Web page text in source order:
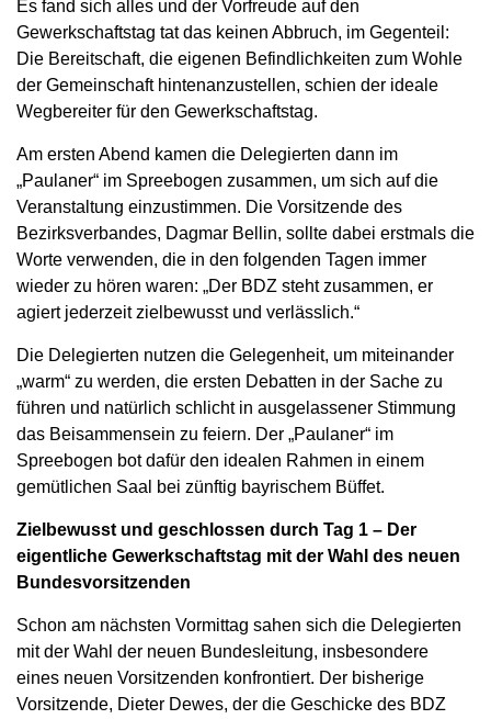
Es fand sich alles und der Vorfreude auf den
Gewerkschaftstag tat das keinen Abbruch, im Gegenteil:
Die Bereitschaft, die eigenen Befindlichkeiten zum Wohle
der Gemeinschaft hintenanzustellen, schien der ideale
Wegbereiter für den Gewerkschaftstag.
Am ersten Abend kamen die Delegierten dann im
„Paulaner“ im Spreebogen zusammen, um sich auf die
Veranstaltung einzustimmen. Die Vorsitzende des
Bezirksverbandes, Dagmar Bellin, sollte dabei erstmals die
Worte verwenden, die in den folgenden Tagen immer
wieder zu hören waren: „Der BDZ steht zusammen, er
agiert jederzeit zielbewusst und verlässlich.“
Die Delegierten nutzen die Gelegenheit, um miteinander
„warm“ zu werden, die ersten Debatten in der Sache zu
führen und natürlich schlicht in ausgelassener Stimmung
das Beisammensein zu feiern. Der „Paulaner“ im
Spreebogen bot dafür den idealen Rahmen in einem
gemütlichen Saal bei zünftig bayrischem Büffet.
Zielbewusst und geschlossen durch Tag 1 – Der
eigentliche Gewerkschaftstag mit der Wahl des neuen
Bundesvorsitzenden
Schon am nächsten Vormittag sahen sich die Delegierten
mit der Wahl der neuen Bundesleitung, insbesondere
eines neuen Vorsitzenden konfrontiert. Der bisherige
Vorsitzende, Dieter Dewes, der die Geschicke des BDZ